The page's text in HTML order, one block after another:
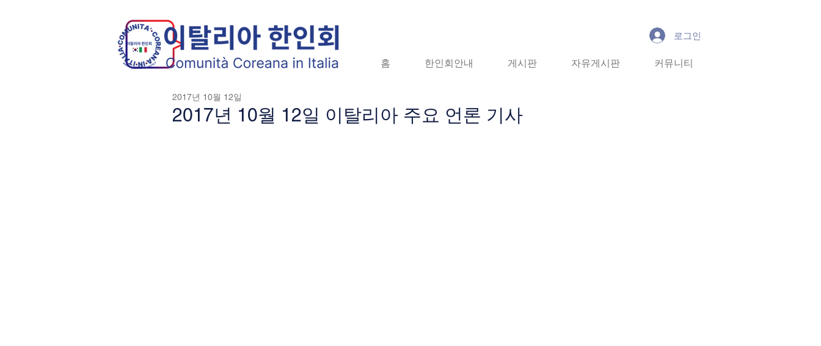
로그인
홈 한인회안내 게시판 자유게시판 커뮤니티
홈 한인회안내 게시판 자유게시판 커뮤니티 More
2017년 10월 12일 이탈리아 주요 언론 기사
2017년 10월 12일